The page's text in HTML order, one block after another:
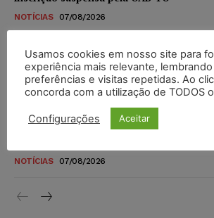
NOTÍCIAS 07/08/2026
STF amplia isenção de IBS e CBS na
novos para pessoas com deficiência e
níveis
DIREITO TRIBUTÁRIO 07/08/2026
Justiça do Trabalho mantém justa causa
NOTÍCIAS 07/08/2026
Usamos cookies em nosso site para
experiência mais relevante,
preferências e visitas repetidas. Ao
concorda com a utilização de TODOS
Configurações Aceitar